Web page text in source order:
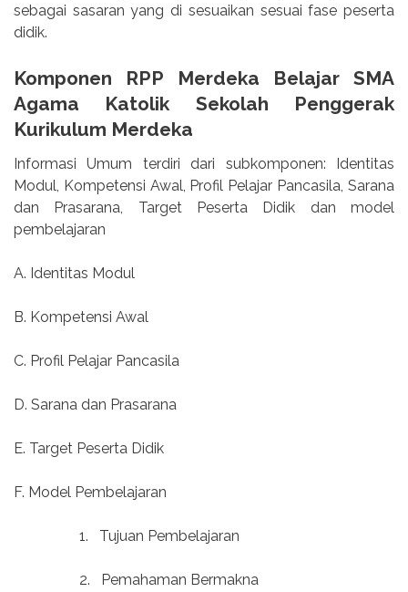
sebagai sasaran yang di sesuaikan sesuai fase peserta
didik.
Komponen RPP Merdeka Belajar SMA
Agama Katolik Sekolah Penggerak
Kurikulum Merdeka
Informasi Umum terdiri dari subkomponen: Identitas
Modul, Kompetensi Awal, Profil Pelajar Pancasila, Sarana
dan Prasarana, Target Peserta Didik dan model
pembelajaran
A. Identitas Modul
B. Kompetensi Awal
C. Profil Pelajar Pancasila
D. Sarana dan Prasarana
E. Target Peserta Didik
F. Model Pembelajaran
1. Tujuan Pembelajaran
2. Pemahaman Bermakna